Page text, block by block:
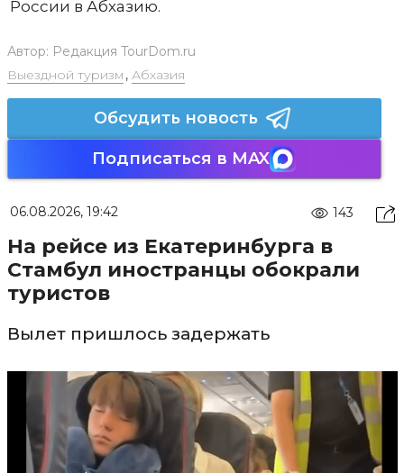
России в Абхазию.
Автор: Редакция TourDom.ru
Выездной туризм , Абхазия
Обсудить новость
Подписаться в MAX
06.08.2026, 19:42 143
На рейсе из Екатеринбурга в
Стамбул иностранцы обокрали
туристов
Вылет пришлось задержать